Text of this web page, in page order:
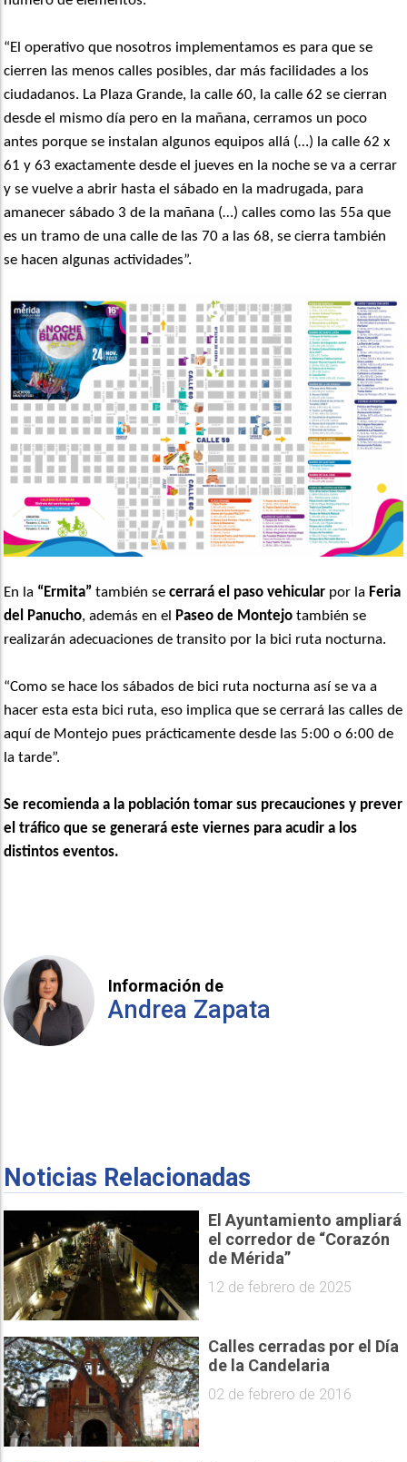
“El operativo que nosotros implementamos es para que se
cierren las menos calles posibles, dar más facilidades a los
ciudadanos. La Plaza Grande, la calle 60, la calle 62 se cierran
desde el mismo día pero en la mañana, cerramos un poco
antes porque se instalan algunos equipos allá (…) la calle 62 x
61 y 63 exactamente desde el jueves en la noche se va a cerrar
y se vuelve a abrir hasta el sábado en la madrugada, para
amanecer sábado 3 de la mañana (…) calles como las 55a que
es un tramo de una calle de las 70 a las 68, se cierra también
se hacen algunas actividades”.
En la “Ermita” también secerrará el paso vehicular por la Feria
del Panucho, además en el Paseo de Montejo también se
realizarán adecuaciones de transito por la bici ruta nocturna.
“Como se hace los sábados de bici ruta nocturna así se va a
hacer esta esta bici ruta, eso implica que se cerrará las calles de
aquí de Montejo pues prácticamente desde las 5:00 o 6:00 de
la tarde”.
Se recomienda a la población tomar sus precauciones y prever
el tráfico que se generará este viernes para acudir a los
distintos eventos.
Información de
Andrea Zapata
Noticias Relacionadas
El Ayuntamiento ampliará
el corredor de “Corazón
de Mérida”
12 de febrero de 2025
Calles cerradas por el Día
de la Candelaria
02 de febrero de 2016